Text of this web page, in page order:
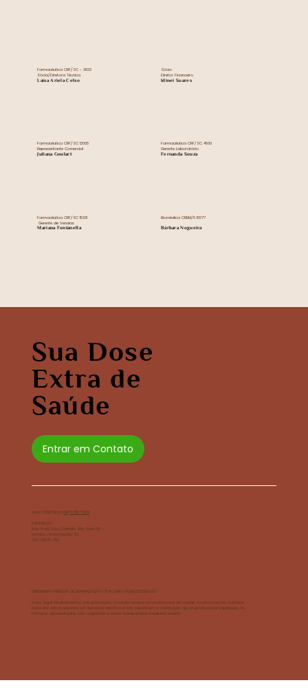
Farmacêutica CRF/SC - 3833
Sócia/Diretora Técnica
Laisa Ariela Celso
Sócio
Diretor Financeiro
Idinei Soares
Farmacêutica CRF/SC 12605
Representante Comercial
Juliana Goulart
Farmacêutica CRF/SC 4560
Gerente Laboratório
Fernanda Souza
Farmacêutica CRF/SC 15331
Gerente de Vendas
Mariana Fontanella
Biomédica CRBM/5 10677
Bárbara Nogueira
Sua Dose
Extra de
Saúde
Entrar em Contato
FALE CONOSCO: (48) 9 9127 2831
ENDEREÇO:
Rua Araci Vaz Callado, 686, Sala 05
Estreito, Florianópolis/SC
CEP: 88070-750
EMPORIUM FARMÁCIA DE MANIPULAÇÃO LTDA CNPJ: 10.994.321/0001-02
Aviso legal: Medicamentos sob prescrição. Consulte sempre um profissional da saúde. As informações contidas
neste site são baseadas em literatura científica e não substituem a orientação de um profissional habilitado. As
fórmulas apresentadas são sugestões e serão manipuladas mediante receita.